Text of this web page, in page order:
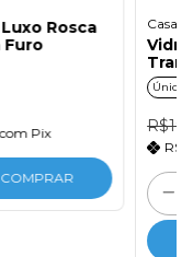
Rosca
Furo
com Pix
COMPRAR
Casa
Único